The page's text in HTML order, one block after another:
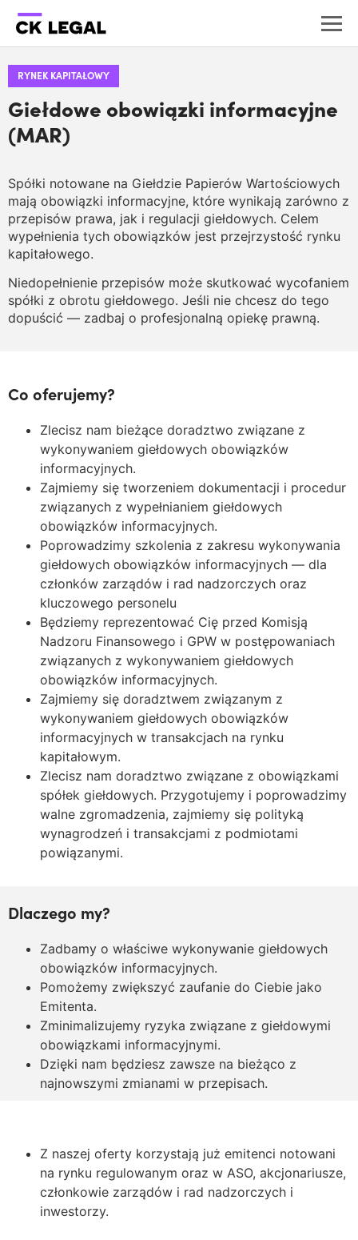
RYNEK KAPITAŁOWY
Giełdowe obowiązki informacyjne
(MAR)
Spółki notowane na Giełdzie Papierów Wartościowych
mają obowiązki informacyjne, które wynikają zarówno z
przepisów prawa, jak i regulacji giełdowych. Celem
wypełnienia tych obowiązków jest przejrzystość rynku
kapitałowego.
Niedopełnienie przepisów może skutkować wycofaniem
spółki z obrotu giełdowego. Jeśli nie chcesz do tego
dopuścić — zadbaj o profesjonalną opiekę prawną.
Co oferujemy?
Zlecisz nam bieżące doradztwo związane z
wykonywaniem giełdowych obowiązków
informacyjnych.
Zajmiemy się tworzeniem dokumentacji i procedur
związanych z wypełnianiem giełdowych
obowiązków informacyjnych.
Poprowadzimy szkolenia z zakresu wykonywania
giełdowych obowiązków informacyjnych — dla
członków zarządów i rad nadzorczych oraz
kluczowego personelu
Będziemy reprezentować Cię przed Komisją
Nadzoru Finansowego i GPW w postępowaniach
związanych z wykonywaniem giełdowych
obowiązków informacyjnych.
Zajmiemy się doradztwem związanym z
wykonywaniem giełdowych obowiązków
informacyjnych w transakcjach na rynku
kapitałowym.
Zlecisz nam doradztwo związane z obowiązkami
spółek giełdowych. Przygotujemy i poprowadzimy
walne zgromadzenia, zajmiemy się polityką
wynagrodzeń i transakcjami z podmiotami
powiązanymi.
Dlaczego my?
Zadbamy o właściwe wykonywanie giełdowych
obowiązków informacyjnych.
Pomożemy zwiększyć zaufanie do Ciebie jako
Emitenta.
Zminimalizujemy ryzyka związane z giełdowymi
obowiązkami informacyjnymi.
Dzięki nam będziesz zawsze na bieżąco z
najnowszymi zmianami w przepisach.
Z naszej oferty korzystają już emitenci notowani
na rynku regulowanym oraz w ASO, akcjonariusze,
członkowie zarządów i rad nadzorczych i
inwestorzy.